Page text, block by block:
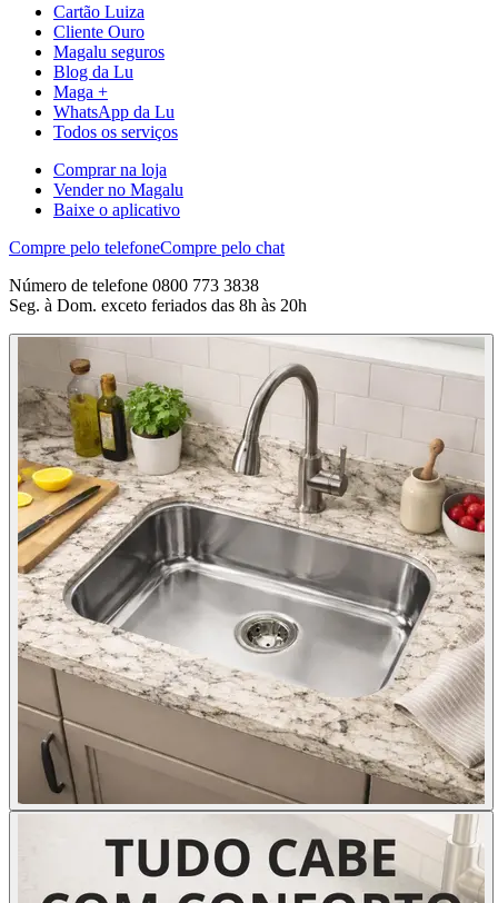
Cartão Luiza
Cliente Ouro
Magalu seguros
Blog da Lu
Maga +
WhatsApp da Lu
Todos os serviços
Comprar na loja
Vender no Magalu
Baixe o aplicativo
Compre pelo telefoneCompre pelo chat
Número de telefone 0800 773 3838
Seg. à Dom. exceto feriados das 8h às 20h